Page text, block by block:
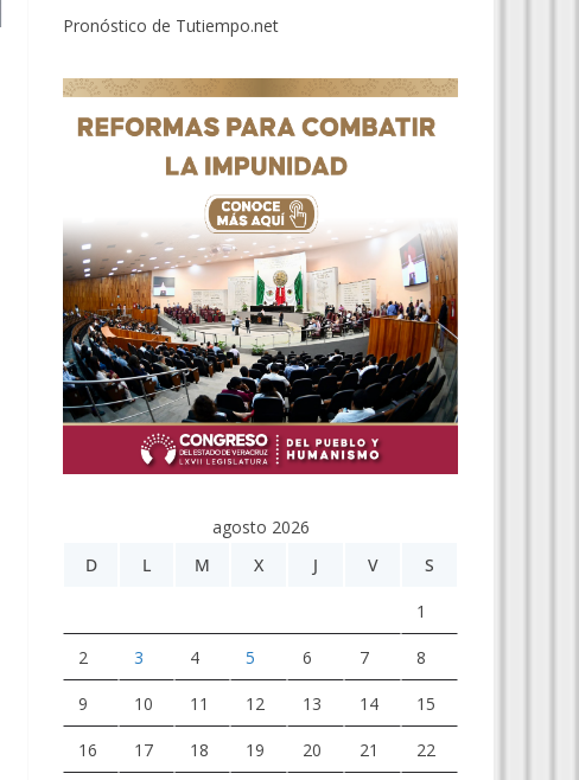
Pronóstico de Tutiempo.net
agosto 2026
D
L M X J V S
1
2 3 4 5 6 7 8
9 10 11 12 13 14 15
16 17 18 19 20 21 22